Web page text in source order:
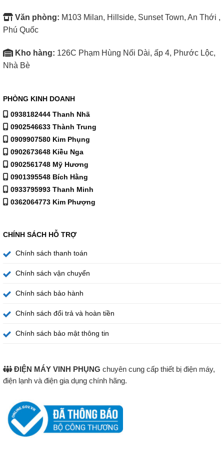
Văn phòng: M103 Milan, Hillside, Sunset Town, An Thới ,
Phú Quốc
Kho hàng: 126C Phạm Hùng Nối Dài, ấp 4, Phước Lộc,
Nhà Bè
PHÒNG KINH DOANH
0938182444 Thanh Nhã
0902546633 Thành Trung
0909907580 Kim Phụng
0902673648 Kiều Nga
0902561748 Mỹ Hương
0901395548 Bích Hằng
0933795993 Thanh Minh
0362064773 Kim Phượng
CHÍNH SÁCH HỖ TRỢ
Chính sách thanh toán
Chính sách vận chuyển
Chính sách bảo hành
Chính sách đổi trả và hoàn tiền
Chính sách bảo mật thông tin
ĐIỆN MÁY VINH PHỤNG chuyên cung cấp thiết bị điện máy,
điện lạnh và điện gia dụng chính hãng.